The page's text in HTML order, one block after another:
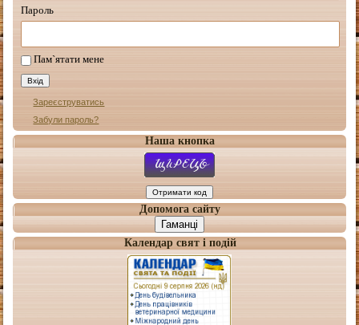
Пароль
Пам`ятати мене
Зареєструватись
Забули пароль?
Наша кнопка
Допомога сайту
Гаманці
Календар свят і подій